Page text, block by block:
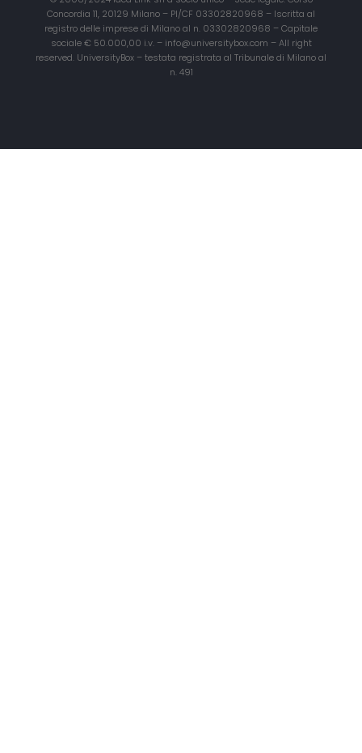
Concordia 11, 20129 Milano – PI/CF 03302820968 – Iscritta al
registro delle imprese di Milano al n. 03302820968 – Capitale
sociale € 50.000,00 i.v. – info@universitybox.com – All right
reserved. UniversityBox – testata registrata al Tribunale di Milano al
n. 491